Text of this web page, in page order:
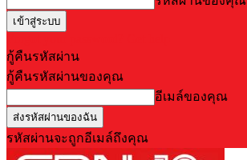
กู้คืนรหัสผ่าน
กู้คืนรหัสผ่านของคุณ
อีเมล์ของคุณ
รหัสผ่านจะถูกอีเมล์ถึงคุณ